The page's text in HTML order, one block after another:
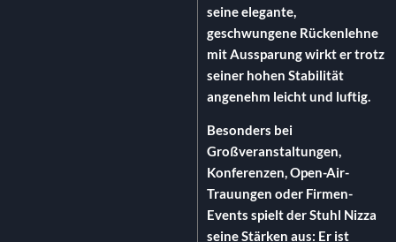
seine elegante,
geschwungene Rückenlehne
mit Aussparung wirkt er trotz
seiner hohen Stabilität
angenehm leicht und luftig.
Besonders bei
Großveranstaltungen,
Konferenzen,Open-Air-
Trauungen oder Firmen-
Events spielt der Stuhl Nizza
seine Stärken aus: Er ist